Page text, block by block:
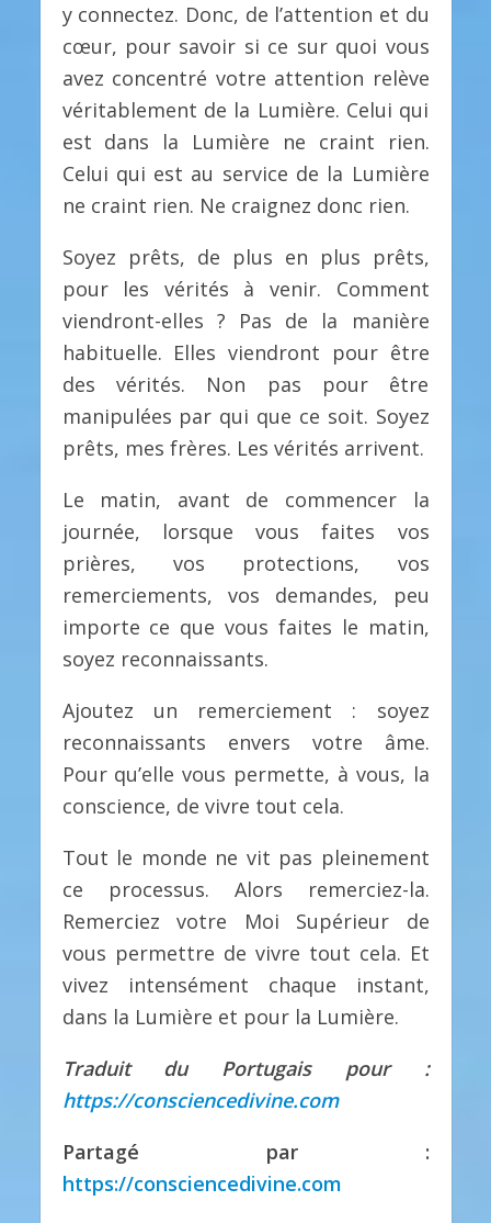
y connectez. Donc, de l’attention et du
cœur, pour savoir si ce sur quoi vous
avez concentré votre attention relève
véritablement de la Lumière. Celui qui
est dans la Lumière ne craint rien.
Celui qui est au service de la Lumière
ne craint rien. Ne craignez donc rien.
Soyez prêts, de plus en plus prêts,
pour les vérités à venir. Comment
viendront-elles ? Pas de la manière
habituelle. Elles viendront pour être
des vérités. Non pas pour être
manipulées par qui que ce soit. Soyez
prêts, mes frères. Les vérités arrivent.
Le matin, avant de commencer la
journée, lorsque vous faites vos
prières, vos protections, vos
remerciements, vos demandes, peu
importe ce que vous faites le matin,
soyez reconnaissants.
Ajoutez un remerciement : soyez
reconnaissants envers votre âme.
Pour qu’elle vous permette, à vous, la
conscience, de vivre tout cela.
Tout le monde ne vit pas pleinement
ce processus. Alors remerciez-la.
Remerciez votre Moi Supérieur de
vous permettre de vivre tout cela. Et
vivez intensément chaque instant,
dans la Lumière et pour la Lumière.
Traduit du Portugais pour :
https://consciencedivine.com
Partagé par :
https://consciencedivine.com